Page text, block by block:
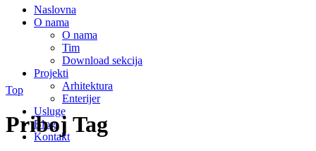
Naslovna
O nama
O nama
Tim
Download sekcija
Projekti
Arhitektura
Enterijer
Usluge
Blog
Kontakt
Top
Priboj Tag